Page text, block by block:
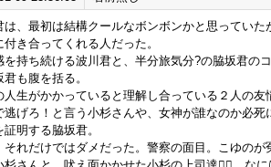
は、最初は結構クールなボンボンかと思ってい
付き合ってくれる人だった。
を持ち続ける波川君と、半分旅気分?の脇坂君の
も腹を括る。
人生がかかっていると理解し合っている２人の友
逃げろ！と言う小杉さんや、女神が誰なのか必
証明する脇坂君。
それだけではダメだった。警察の面目。こゆの